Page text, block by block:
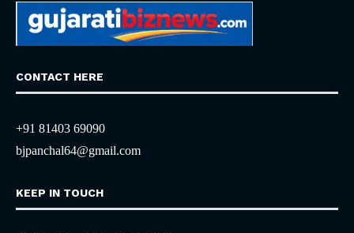
CONTACT HERE
+91 81403 69090
bjpanchal64@gmail.com
KEEP IN TOUCH